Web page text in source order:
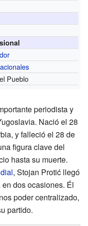
Pueblo
periodista y
Nació el 28
y falleció el 28 de
figura clave del
hasta su muerte.
, Stojan Protić llegó
dos ocasiones. Él
poder centralizado,
partido.